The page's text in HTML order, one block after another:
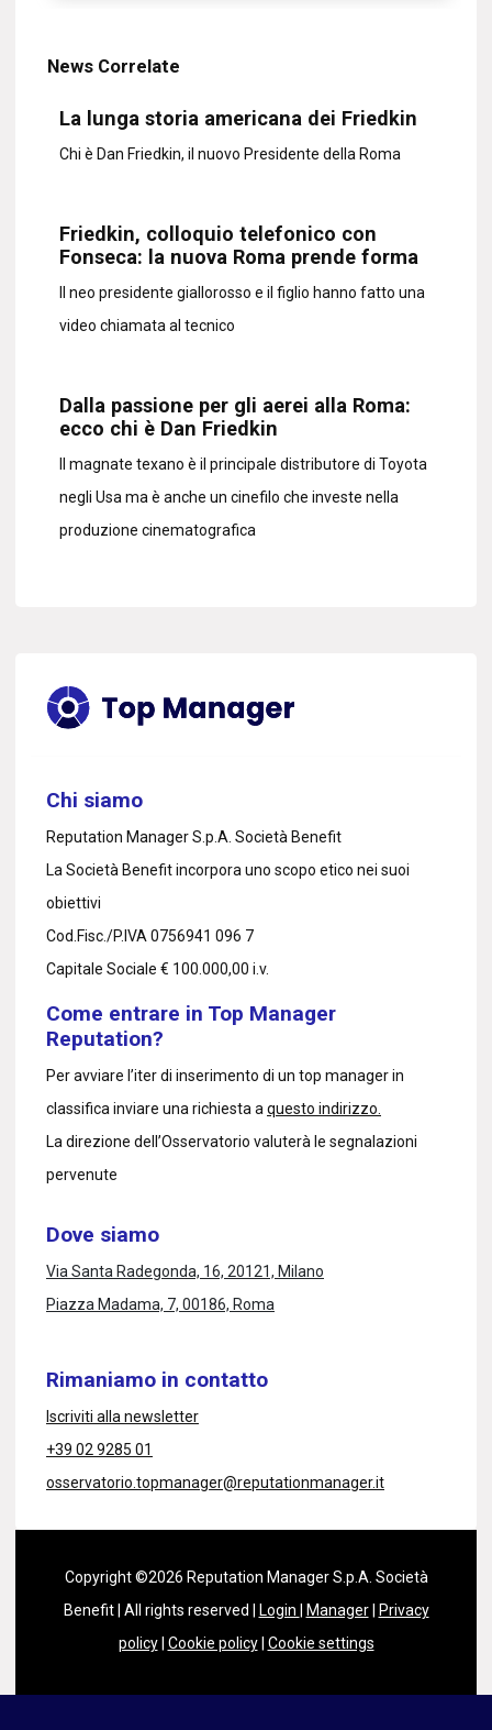
News Correlate
La lunga storia americana dei Friedkin
Chi è Dan Friedkin, il nuovo Presidente della Roma
Friedkin, colloquio telefonico con
Fonseca: la nuova Roma prende forma
Il neo presidente giallorosso e il figlio hanno fatto una
video chiamata al tecnico
Dalla passione per gli aerei alla Roma:
ecco chi è Dan Friedkin
Il magnate texano è il principale distributore di Toyota
negli Usa ma è anche un cinefilo che investe nella
produzione cinematografica
Chi siamo
Reputation Manager S.p.A. Società Benefit
La Società Benefit incorpora uno scopo etico nei suoi
obiettivi
Cod.Fisc./P.IVA 0756941 096 7
Capitale Sociale € 100.000,00 i.v.
Come entrare in Top Manager
Reputation?
Per avviare l’iter di inserimento di un top manager in
classifica inviare una richiesta a questo indirizzo.
La direzione dell’Osservatorio valuterà le segnalazioni
pervenute
Dove siamo
Via Santa Radegonda, 16, 20121, Milano
Piazza Madama, 7, 00186, Roma
Rimaniamo in contatto
Iscriviti alla newsletter
+39 02 9285 01
osservatorio.topmanager@reputationmanager.it
Copyright ©2026 Reputation Manager S.p.A. Società
Benefit | All rights reserved |
Login Manager|
Privacy
policy| Cookie policy| Cookie settings